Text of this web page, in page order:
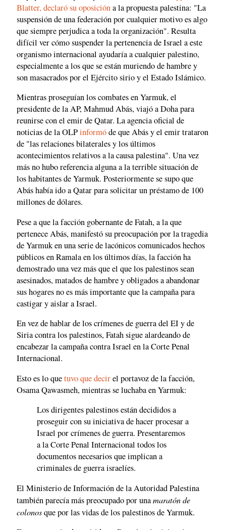
Blatter, declaró su oposicióna la propuesta palestina: "La
suspensión de una federación por cualquier motivo es algo
que siempre perjudica a toda la organización". Resulta
difícil ver cómo suspender la pertenencia de Israel a este
organismo internacional ayudaría a cualquier palestino,
especialmente a los que se están muriendo de hambre y
son masacrados por el Ejército sirio y el Estado Islámico.
Mientras proseguían los combates en Yarmuk, el
presidente de la AP, Mahmud Abás, viajó a Doha para
reunirse con el emir de Qatar. La agencia oficial de
noticias de la OLPinformóde que Abás y el emir trataron
de "las relaciones bilaterales y los últimos
acontecimientos relativos a la causa palestina". Una vez
más no hubo referencia alguna a la terrible situación de
los habitantes de Yarmuk. Posteriormente se supo que
Abás había ido a Qatar para solicitar un préstamo de 100
millones de dólares.
Pese a que la facción gobernante de Fatah, a la que
pertenece Abás, manifestó su preocupación por la tragedia
de Yarmuk en una serie de lacónicos comunicados hechos
públicos en Ramala en los últimos días, la facción ha
demostrado una vez más que el que los palestinos sean
asesinados, matados de hambre y obligados a abandonar
sus hogares no es más importante que la campaña para
castigar y aislar a Israel.
En vez de hablar de los crímenes de guerra del EI y de
Siria contra los palestinos, Fatah sigue alardeando de
encabezar la campaña contra Israel en la Corte Penal
Internacional.
Esto es lo quetuvo que decirel portavoz de la facción,
Osama Qawasmeh, mientras se luchaba en Yarmuk:
Los dirigentes palestinos están decididos a
proseguir con su iniciativa de hacer procesar a
Israel por crímenes de guerra. Presentaremos
a la Corte Penal Internacional todos los
documentos necesarios que implican a
criminales de guerra israelíes.
El Ministerio de Información de la Autoridad Palestina
también parecía más preocupado por unamaratón de
colonosque por las vidas de los palestinos de Yarmuk.